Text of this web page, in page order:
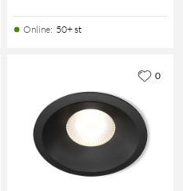
Online: 50+ st
0